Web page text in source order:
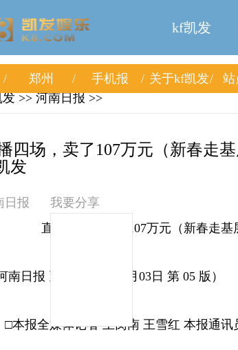
kf凯发
郑州 手机报 关于kf凯发
站
发 >> 河南日报 >>
四场，卖了107万元（新春走
发
日报
我要分享
直播四场，卖了107万元（新春走基
南日报 》（ 2026年03月03日 第 05 版）
报全媒体记者 王昺南 王雪红 本报通讯